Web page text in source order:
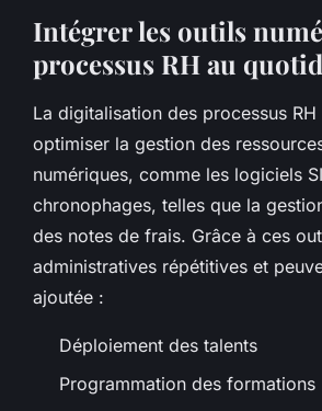
Intégrer les outils
processus RH au
La digitalisation des processus
optimiser la gestion des
numériques, comme les logiciels
chronophages, telles que la
des notes de frais. Grâce à ces
administratives répétitives et
ajoutée :
Déploiement des talents
Programmation des formations